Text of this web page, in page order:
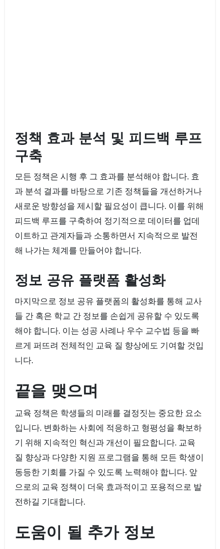
정책 효과 분석 및 피드백 루프
구축
모든 정책은 시행 후 그 효과를 분석해야 합니다. 효
과 분석 결과를 바탕으로 기존 정책들을 개선하거나
새로운 방향성을 제시할 필요성이 큽니다. 이를 위해
피드백 루프를 구축하여 정기적으로 데이터를 업데
이트하고 관계자들과 소통하면서 지속적으로 발전
해 나가는 체계를 만들어야 합니다.
정보 공유 플랫폼 활성화
마지막으로 정보 공유 플랫폼의 활성화를 통해 교사
들 간 혹은 학교 간 정보를 손쉽게 공유할 수 있도록
해야 합니다. 이는 성공 사례나 우수 교수법 등을 빠
르게 퍼뜨려 전체적인 교육 질 향상에도 기여할 것입
니다.
끝을 맺으며
교육 정책은 학생들의 미래를 결정짓는 중요한 요소
입니다. 변화하는 사회에 적응하고 형평성을 확보하
기 위해 지속적인 혁신과 개선이 필요합니다. 교육
질 향상과 다양한 지원 프로그램을 통해 모든 학생이
동등한 기회를 가질 수 있도록 노력해야 합니다. 앞
으로의 교육 정책이 더욱 효과적이고 포용적으로 발
전하길 기대합니다.
도움이 될 추가 정보